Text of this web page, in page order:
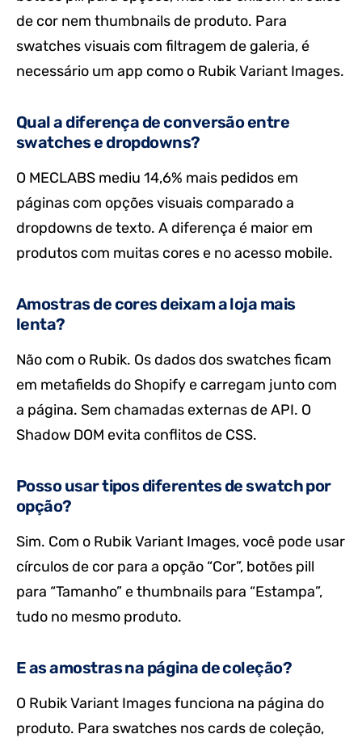
de cor nem thumbnails de produto. Para
swatches visuais com filtragem de galeria, é
necessário um app como o Rubik Variant Images.
Qual a diferença de conversão entre
swatches e dropdowns?
O MECLABS mediu 14,6% mais pedidos em
páginas com opções visuais comparado a
dropdowns de texto. A diferença é maior em
produtos com muitas cores e no acesso mobile.
Amostras de cores deixam a loja mais
lenta?
Não com o Rubik. Os dados dos swatches ficam
em metafields do Shopify e carregam junto com
a página. Sem chamadas externas de API. O
Shadow DOM evita conflitos de CSS.
Posso usar tipos diferentes de swatch por
opção?
Sim. Com o Rubik Variant Images, você pode usar
círculos de cor para a opção “Cor”, botões pill
para “Tamanho” e thumbnails para “Estampa”,
tudo no mesmo produto.
E as amostras na página de coleção?
O Rubik Variant Images funciona na página do
produto. Para swatches nos cards de coleção,